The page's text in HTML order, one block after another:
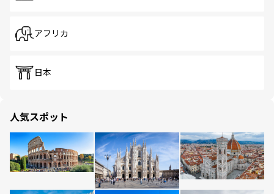
アフリカ
日本
人気スポット